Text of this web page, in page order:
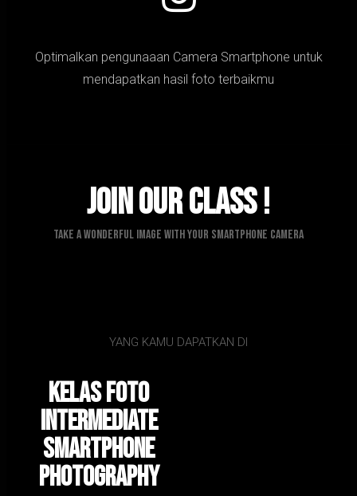
Optimalkan pengunaaan Camera Smartphone untuk
mendapatkan hasil foto terbaikmu
Join Our Class !
Take A Wonderful Image with Your Smartphone Camera
YANG KAMU DAPATKAN DI
Kelas foto
Intermediate
Smartphone
Photography